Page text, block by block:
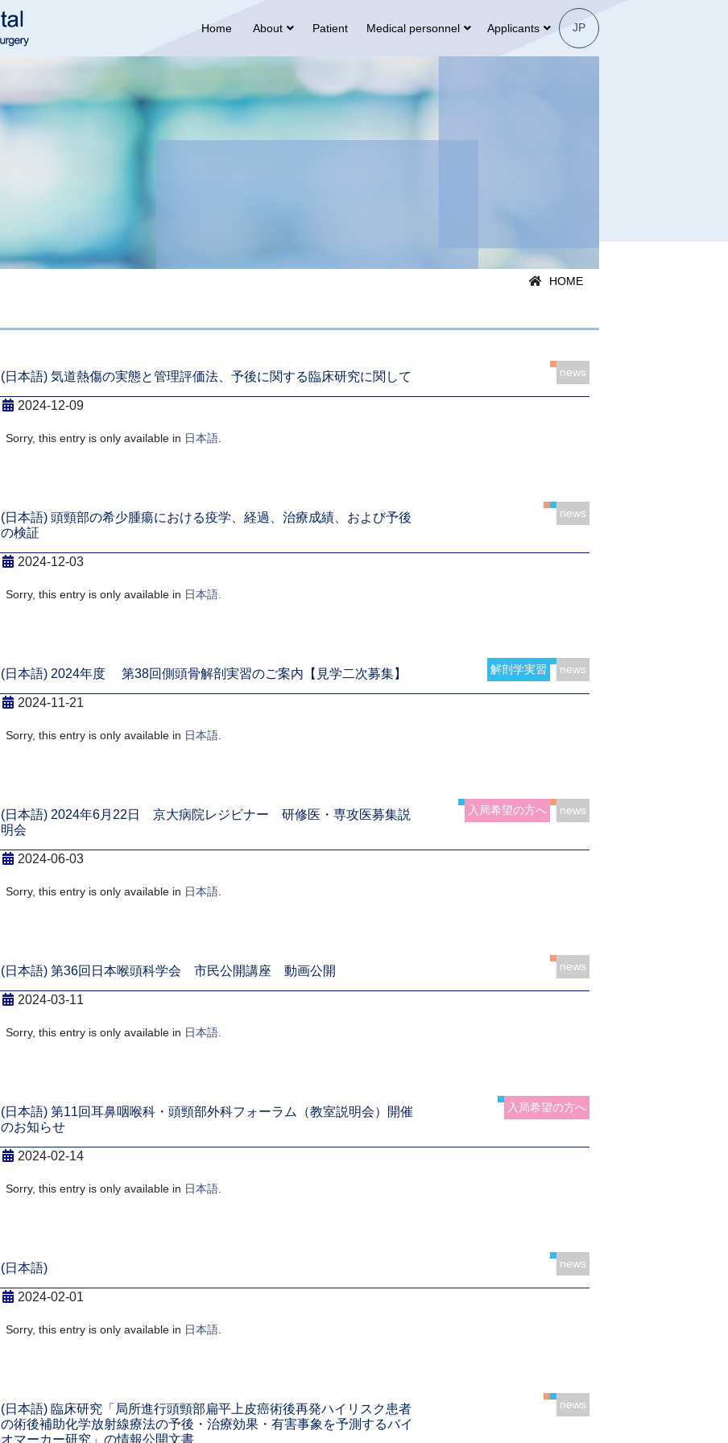
Home About Patient Medical personnel Applicants JP
HOME
(日本語) 気道熱傷の実態と管理評価法、予後に関する臨床研究に関して news
2024-12-09
Sorry, this entry is only available in 日本語.
(日本語) 頭頸部の希少腫瘍における疫学、経過、治療成績、および予後
の検証
news
2024-12-03
Sorry, this entry is only available in 日本語.
(日本語) 2024年度 第38回側頭骨解剖実習のご案内【見学二次募集】 news
解剖学実習
2024-11-21
Sorry, this entry is only available in 日本語.
(日本語) 2024年6月22日 京大病院レジビナー 研修医・専攻医募集説
明会
news
入局希望の方へ
2024-06-03
Sorry, this entry is only available in 日本語.
(日本語) 第36回日本喉頭科学会 市民公開講座 動画公開 news
2024-03-11
Sorry, this entry is only available in 日本語.
(日本語) 第11回耳鼻咽喉科・頭頸部外科フォーラム（教室説明会）開催
のお知らせ
入局希望の方へ
2024-02-14
Sorry, this entry is only available in 日本語.
(日本語) news
2024-02-01
Sorry, this entry is only available in 日本語.
(日本語) 臨床研究「局所進行頭頸部扁平上皮癌術後再発ハイリスク患者
の術後補助化学放射線療法の予後・治療効果・有害事象を予測するバイ
オマーカー研究」の情報公開文書
news